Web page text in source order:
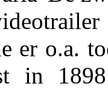
er o.a.
in